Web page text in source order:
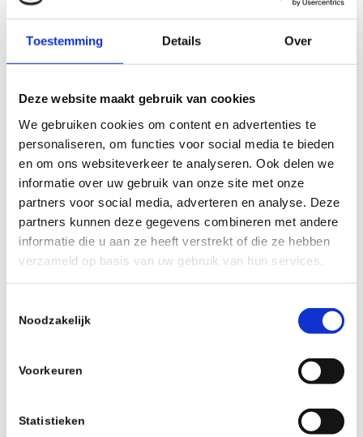
Toestemming Details Over
Deze website maakt gebruik van cookies
We gebruiken cookies om content en advertenties te
personaliseren, om functies voor social media te bieden
en om ons websiteverkeer te analyseren. Ook delen we
informatie over uw gebruik van onze site met onze
partners voor social media, adverteren en analyse. Deze
partners kunnen deze gegevens combineren met andere
informatie die u aan ze heeft verstrekt of die ze hebben
verzameld op basis van uw gebruik van hun services.
Noodzakelijk
Voorkeuren
Statistieken
PK van SBO en afdeling Oost (dag 2)
GP Het Kasteel Wijchen